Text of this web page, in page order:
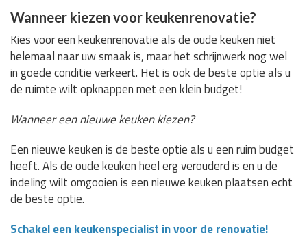
Wanneer kiezen voor keukenrenovatie?
Kies voor een keukenrenovatie als de oude keuken niet
helemaal naar uw smaak is, maar het schrijnwerk nog wel
in goede conditie verkeert. Het is ook de beste optie als u
de ruimte wilt opknappen met een klein budget!
Wanneer een nieuwe keuken kiezen?
Een nieuwe keuken is de beste optie als u een ruim budget
heeft. Als de oude keuken heel erg verouderd is en u de
indeling wilt omgooien is een nieuwe keuken plaatsen echt
de beste optie.
Schakel een keukenspecialist in voor de renovatie!